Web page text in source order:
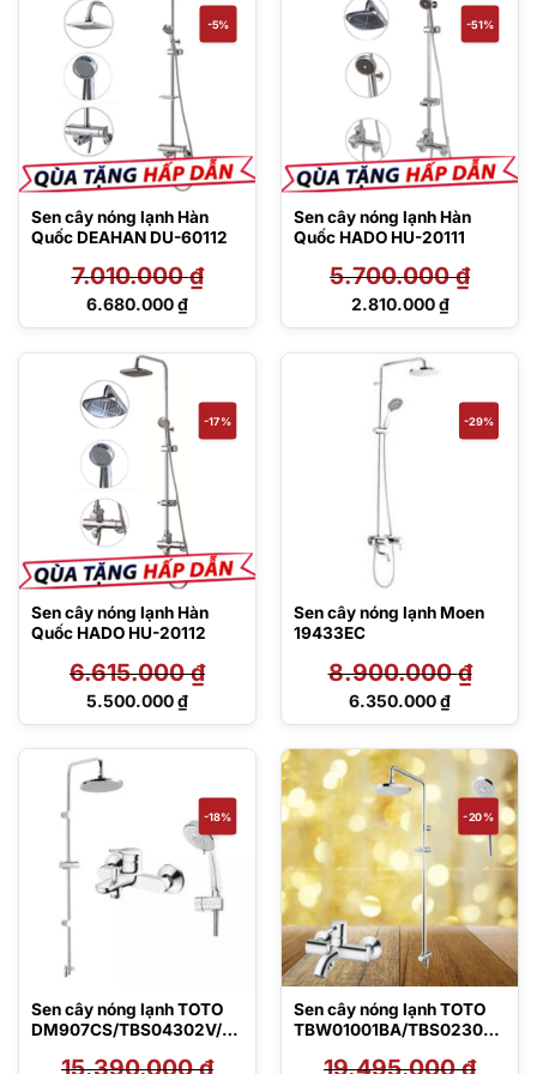
44.920.000 ₫.
5.600.000 ₫.
-5%
Sen cây nóng lạnh Hàn
Quốc DEAHAN DU-60112
7.010.000₫
Giá
7.010.000 ₫.
6.680.000₫
Giá
tại
là:
6.680.000 ₫.
-51%
Sen cây nóng lạnh Hàn
Quốc HADO HU-20111
5.700.000₫
Giá
5.700.000 ₫.
2.810.000₫
Giá
tại
là:
2.810.000 ₫.
-17%
Sen cây nóng lạnh Hàn
Quốc HADO HU-20112
6.615.000₫
Giá
5.500.000₫
Giá
5.500.000 ₫.
-29%
Sen cây nóng lạnh Moen
19433EC
8.900.000₫
Giá
8.900.000 ₫.
6.350.000₫
Giá
tại
là:
6.350.000 ₫.
-18%
Sen cây nóng lạnh TOTO
DM907CS/TBS04302V/D
-20%
Sen cây nóng lạnh TOTO
TBW01001BA/TBS02302V